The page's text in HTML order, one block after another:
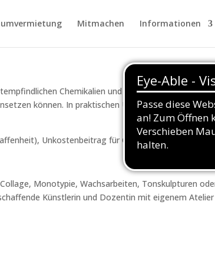
Mitmachen Informationen
Chemikalien und UV-Licht
können. In praktischen Übungen gestalten wir
Unkostenbeitrag für Chemikalien je nach
Monotypie, Wachsarbeiten, Tonskulpturen
Künstlerin und Dozentin mit eigenem Atelier